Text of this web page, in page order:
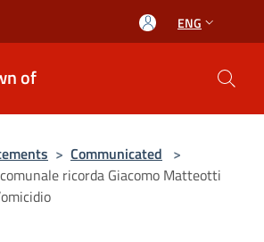
ENG
of
> Communicated >
ricorda Giacomo Matteotti